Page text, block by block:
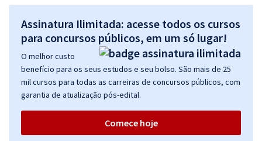
Assinatura Ilimitada: acesse todos os cursos
para concursos públicos, em um só lugar!
O melhor custo
benefício para os seus estudos e seu bolso. São mais de 25
mil cursos para todas as carreiras de concursos públicos, com
garantia de atualização pós-edital.
Comece hoje